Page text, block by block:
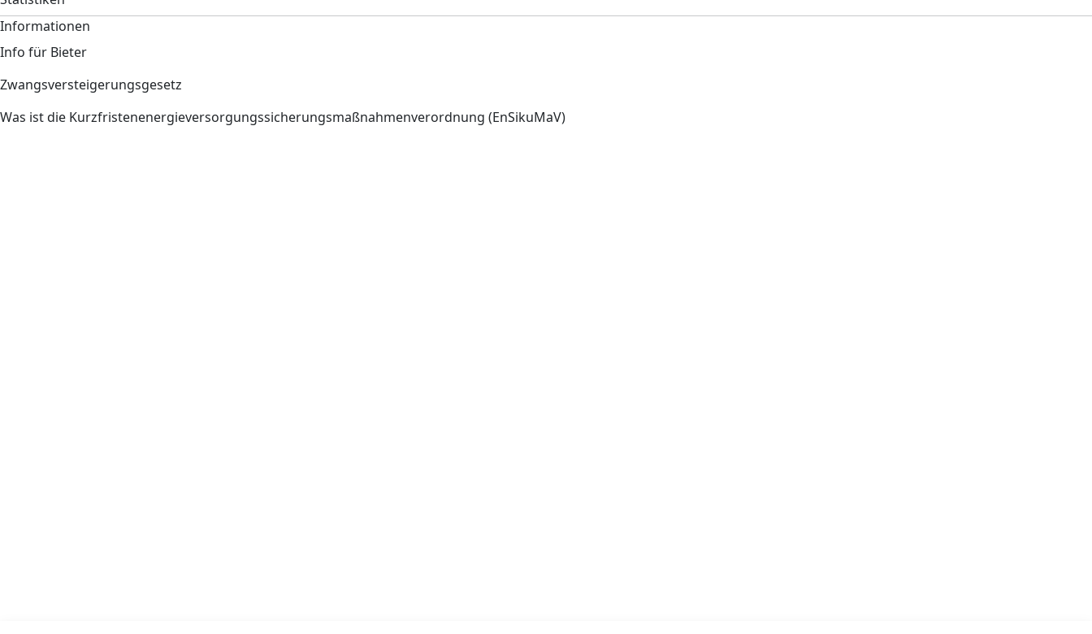
Informationen
Info für Bieter
Zwangsversteigerungsgesetz
Was ist die Kurzfristenenergieversorgungssicherungsmaßnahmenverordnung (EnSikuMaV)